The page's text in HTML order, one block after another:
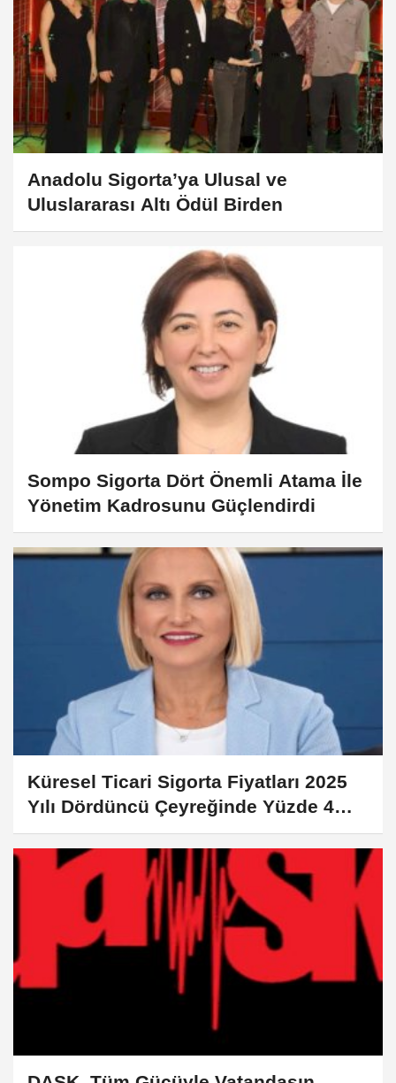
Anadolu Sigorta’ya Ulusal ve
Uluslararası Altı Ödül Birden
Sompo Sigorta Dört Önemli Atama İle
Yönetim Kadrosunu Güçlendirdi
Küresel Ticari Sigorta Fiyatları 2025
Yılı Dördüncü Çeyreğinde Yüzde 4
Düştü